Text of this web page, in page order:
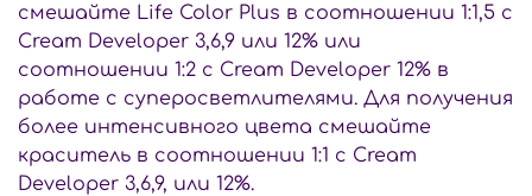
смешайте Life Color Plus в соотношении 1:1,5 с
Cream Developer 3,6,9 или 12% или
соотношении 1:2 с Cream Developer 12% в
работе с суперосветлителями. Для получения
более интенсивного цвета смешайте
краситель в соотношении 1:1 с Cream
Developer 3,6,9, или 12%.